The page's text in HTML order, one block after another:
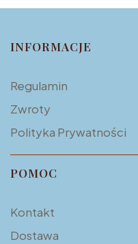
Linki w stopce
INFORMACJE
Regulamin
Zwroty
Polityka Prywatności
POMOC
Kontakt
Dostawa